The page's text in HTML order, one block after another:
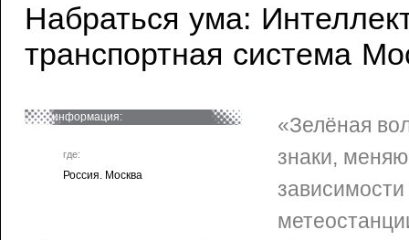
Набраться ума:
транспортная система
информация:
где:
Россия. Москва
«Зелёная
знаки,